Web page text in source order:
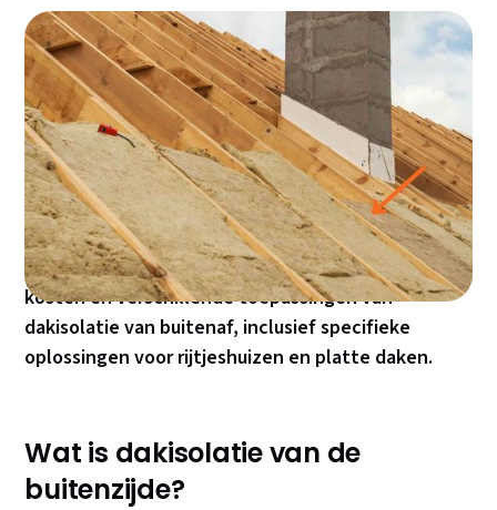
Dakisolatie vanuit de buitenzijde is een
uitstekende manier om energie te besparen en de
levensduur van uw dak te verlengen. Door het dak
aan de buitenkant te isoleren, kunt u
warmteverlies minimaliseren en de energie-
efficiëntie van uw woning aanzienlijk verbeteren. In
deze blog behandelen we de voordelen, nadelen,
kosten en verschillende toepassingen van
dakisolatie van buitenaf, inclusief specifieke
oplossingen voor rijtjeshuizen en platte daken.
Wat is dakisolatie van de
buitenzijde?